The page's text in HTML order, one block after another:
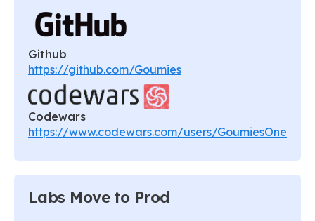
Github
https://github.com/Goumies
Codewars
https://www.codewars.com/users/GoumiesOne
Labs Move to Prod